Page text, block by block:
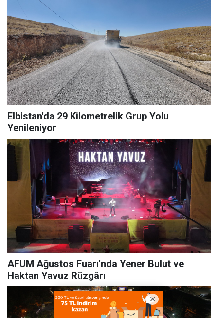
Elbistan'da 29 Kilometrelik Grup Yolu
Yenileniyor
AFUM Ağustos Fuarı'nda Yener Bulut ve
Haktan Yavuz Rüzgârı